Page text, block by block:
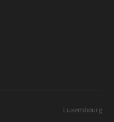
Luxembourg